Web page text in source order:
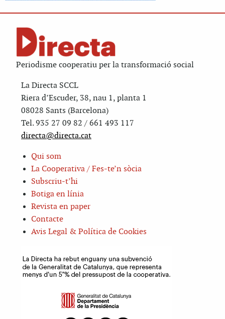
Periodisme cooperatiu per la transformació social
La Directa SCCL
Riera d’Escuder, 38, nau 1, planta 1
08028 Sants (Barcelona)
Tel. 935 27 09 82 / 661 493 117
directa@directa.cat
Qui som
La Cooperativa / Fes-te’n sòcia
Subscriu-t’hi
Botiga en línia
Revista en paper
Contacte
Avis Legal & Política de Cookies